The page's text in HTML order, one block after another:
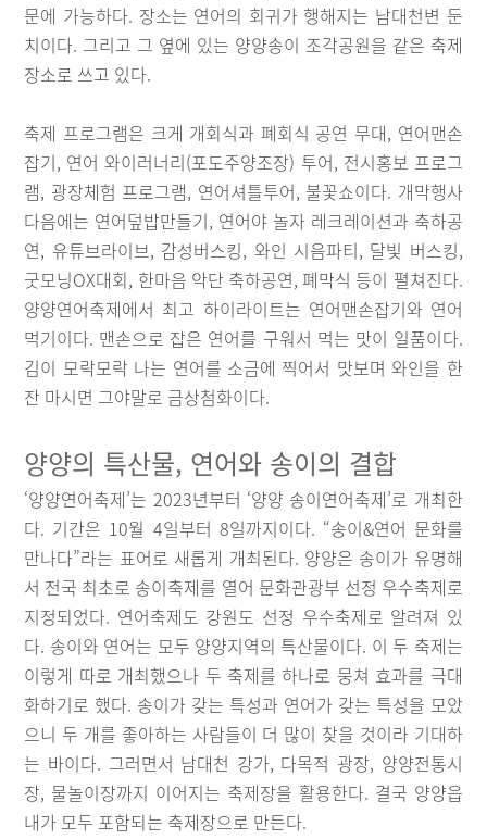
문에 가능하다. 장소는 연어의 회귀가 행해지는 남대천변 둔
치이다. 그리고 그 옆에 있는 양양송이 조각공원을 같은 축제
장소로 쓰고 있다.
축제 프로그램은 크게 개회식과 폐회식 공연 무대, 연어맨손
잡기, 연어 와이러너리(포도주양조장) 투어, 전시홍보 프로그
램, 광장체험 프로그램, 연어셔틀투어, 불꽃쇼이다. 개막행사
다음에는 연어덮밥만들기, 연어야 놀자 레크레이션과 축하공
연, 유튜브라이브, 감성버스킹, 와인 시음파티, 달빛 버스킹,
굿모닝OX대회, 한마음 악단 축하공연, 폐막식 등이 펼쳐진다.
양양연어축제에서 최고 하이라이트는 연어맨손잡기와 연어
먹기이다. 맨손으로 잡은 연어를 구워서 먹는 맛이 일품이다.
김이 모락모락 나는 연어를 소금에 찍어서 맛보며 와인을 한
잔 마시면 그야말로 금상첨화이다.
양양의 특산물, 연어와 송이의 결합
‘양양연어축제’는 2023년부터 ‘양양 송이연어축제’로 개최한
다. 기간은 10월 4일부터 8일까지이다. “송이&연어 문화를
만나다”라는 표어로 새롭게 개최된다. 양양은 송이가 유명해
서 전국 최초로 송이축제를 열어 문화관광부 선정 우수축제로
지정되었다. 연어축제도 강원도 선정 우수축제로 알려져 있
다. 송이와 연어는 모두 양양지역의 특산물이다. 이 두 축제는
이렇게 따로 개최했으나 두 축제를 하나로 뭉쳐 효과를 극대
화하기로 했다. 송이가 갖는 특성과 연어가 갖는 특성을 모았
으니 두 개를 좋아하는 사람들이 더 많이 찾을 것이라 기대하
는 바이다. 그러면서 남대천 강가, 다목적 광장, 양양전통시
장, 물놀이장까지 이어지는 축제장을 활용한다. 결국 양양읍
내가 모두 포함되는 축제장으로 만든다.